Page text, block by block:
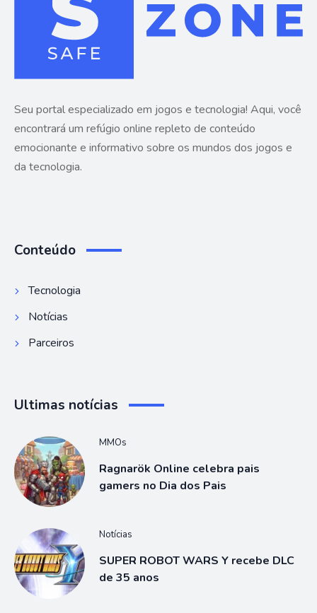
Seu portal especializado em jogos e tecnologia! Aqui, você
encontrará um refúgio online repleto de conteúdo
emocionante e informativo sobre os mundos dos jogos e
da tecnologia.
Conteúdo
Tecnologia
Notícias
Parceiros
Ultimas notícias
MMOs
Ragnarök Online celebra pais
gamers no Dia dos Pais
Notícias
SUPER ROBOT WARS Y recebe DLC
de 35 anos